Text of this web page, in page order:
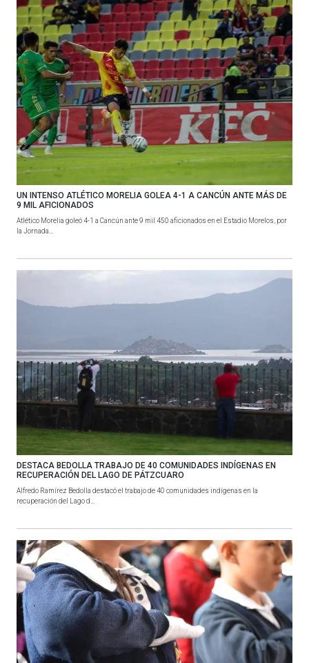
UN INTENSO ATLÉTICO MORELIA GOLEA 4-1 A CANCÚN ANTE MÁS DE
9 MIL AFICIONADOS
Atlético Morelia goleó 4-1 a Cancún ante 9 mil 450 aficionados en el Estadio Morelos, por
la Jornada...
DESTACA BEDOLLA TRABAJO DE 40 COMUNIDADES INDÍGENAS EN
RECUPERACIÓN DEL LAGO DE PÁTZCUARO
Alfredo Ramírez Bedolla destacó el trabajo de 40 comunidades indígenas en la
recuperación del Lago d...